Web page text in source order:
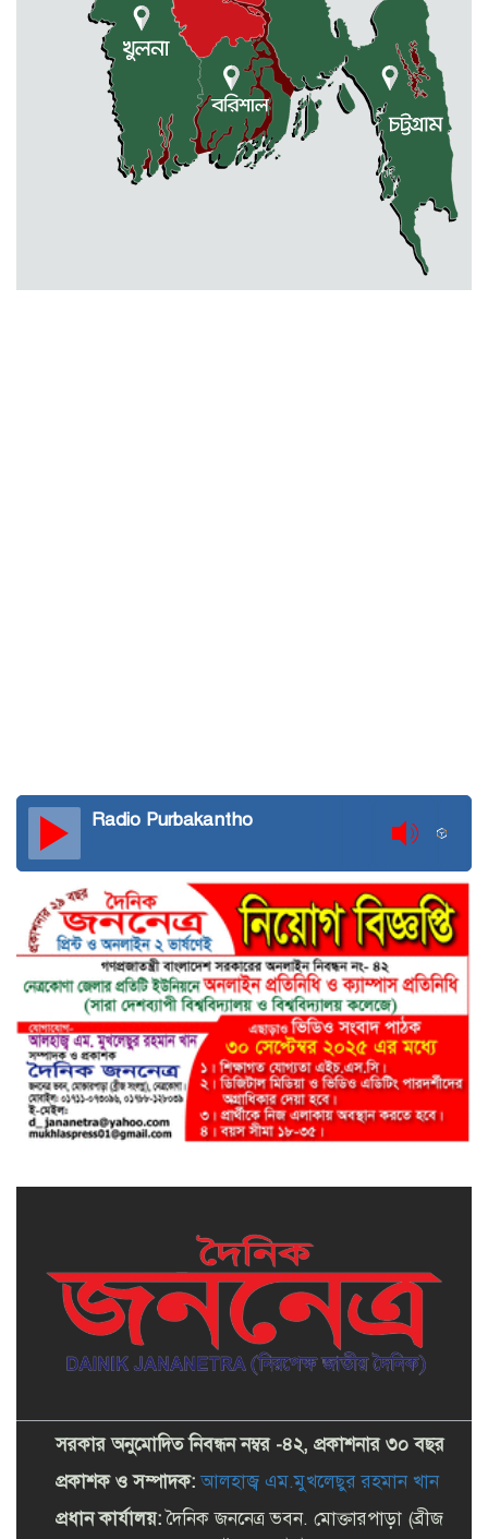
মোহনগঞ্জ স্বাস্থ্য কমপ্লেক্সের ১২ জন
ডাক্তারকে কৈফিয়ত তলব
বারহাট্টায় ৪৫টি ভারতীয় টায়ার জব্দ,
মোহনগঞ্জ স্বাস্থ্য কমপ্লেক্সের আউটডোর
Radio Purbakantho
সরকার অনুমোদিত নিবন্ধন নম্বর -৪২, প্রকাশনার ৩০ বছর
প্রকাশক ও সম্পাদক:আলহাজ্ব এম.মুখলেছুর রহমান খান
প্রধান কার্যালয়:দৈনিক জননেত্র ভবন. মোক্তারপাড়া (ব্রীজ